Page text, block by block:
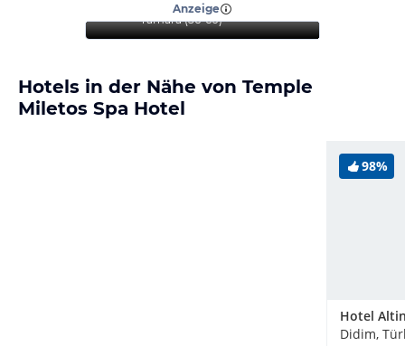
Anzeige
Tamara (56-60)
Hotels in der Nähe von Temple
Miletos Spa Hotel
98%
Didim,